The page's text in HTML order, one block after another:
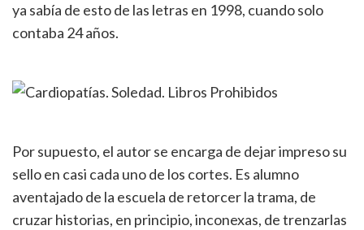
ya sabía de esto de las letras en 1998, cuando solo
contaba 24 años.
Por supuesto, el autor se encarga de dejar impreso su
sello en casi cada uno de los cortes. Es alumno
aventajado de la escuela de retorcer la trama, de
cruzar historias, en principio, inconexas, de trenzarlas